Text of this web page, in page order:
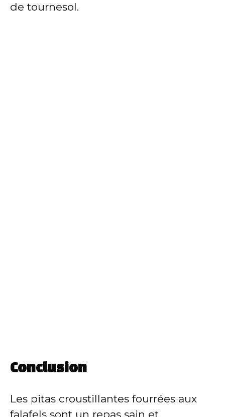
de tournesol.
Conclusion
Les pitas croustillantes fourrées aux
falafels sont un repas sain et